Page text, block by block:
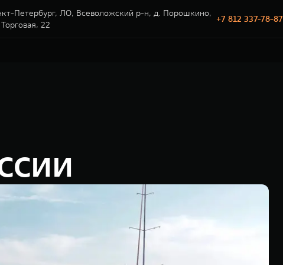
Петербург, ЛО, Всеволожский р-н, д. Порошкино,
22
+7 812 337-78-87